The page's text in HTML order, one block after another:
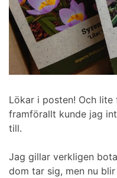
Lökar i posten! Och
framförallt kunde jag
till.
Jag gillar verkligen
dom tar sig, men nu